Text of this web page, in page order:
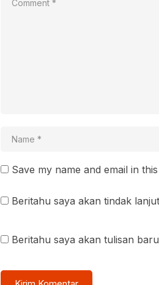
Save my name and email in
Beritahu saya akan tindak
Beritahu saya akan tulisan